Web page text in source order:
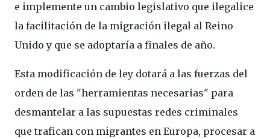
e implemente un cambio legislativo que ilegalice
la facilitación de la migración ilegal al Reino
Unido y que se adoptaría a finales de año.
Esta modificación de ley dotará a las fuerzas del
orden de las "herramientas necesarias" para
desmantelar a las supuestas redes criminales
que trafican con migrantes en Europa, procesar a